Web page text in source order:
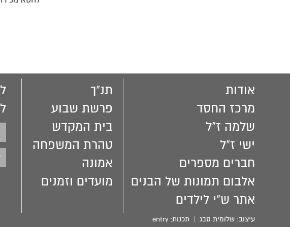
אודות
מרכז החסד
שלמה ז"ל
ישי ז"ל
חברים מספרים
אלבום תמונות של הבנים
אתר ש"י לילדים
תנ"ך
פרשת שבוע
בית המקדש
טהרת המשפחה
אמונה
מועדים וזמנים
עיצוב:שלומית סבג | תכנות:entry